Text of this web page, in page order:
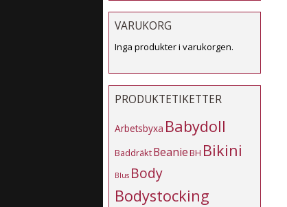
VARUKORG
Inga produkter i varukorgen.
PRODUKTETIKETTER
Arbetsbyxa Babydoll
BaddräktBeanieBH Bikini
Blus Body
Bodystocking